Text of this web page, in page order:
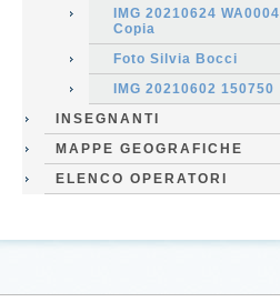
IMG 20210624 WA0004
Copia
Foto Silvia Bocci
IMG 20210602 150750
INSEGNANTI
MAPPE GEOGRAFICHE
ELENCO OPERATORI